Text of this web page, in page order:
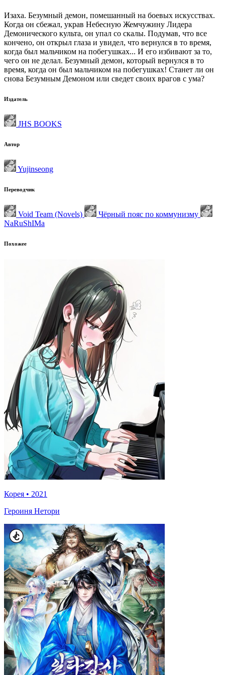
Изаха. Безумный демон, помешанный на боевых искусствах.
Когда он сбежал, украв Небесную Жемчужину Лидера
Демонического культа, он упал со скалы. Подумав, что все
кончено, он открыл глаза и увидел, что вернулся в то время,
когда был мальчиком на побегушках... И его избивают за то,
чего он не делал. Безумный демон, который вернулся в то
время, когда он был мальчиком на побегушках! Станет ли он
снова Безумным Демоном или сведет своих врагов с ума?
Издатель
JHS BOOKS
Автор
Yujinseong
Переводчик
Void Team (Novels)
Чёрный пояс по коммунизму
NaRuShIMa
Похожее
Корея • 2021
Героиня Нетори